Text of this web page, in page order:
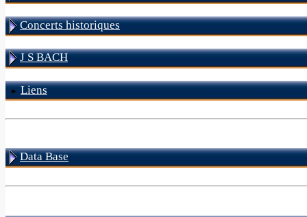
Concerts historiques
J S BACH
Liens
Data Base